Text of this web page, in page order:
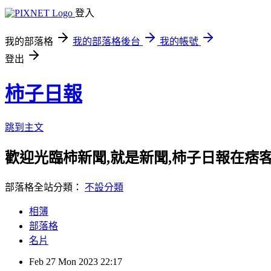
登入
我的部落格 我的部落格後台
我的帳號
登出
柿子日報
跳到主文
歡迎光臨柿新聞,就是新聞,柿子日報在痞
部落格全站分類： 不設分類
相簿
部落格
名片
Feb 27 Mon 2023 22:17